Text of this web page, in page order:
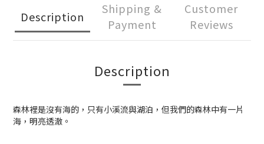
Description
Shipping &
Payment
Customer
Reviews
Description
森林裡是沒有海的，只有小溪流與湖泊，但我們的森林中有一片
海，明亮透澈。